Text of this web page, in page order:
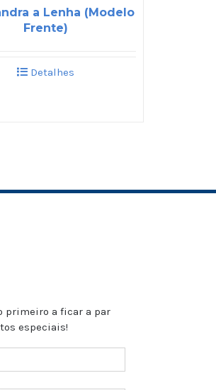
a Lenha (Modelo
Frente)
Detalhes
primeiro a ficar a par
especiais!